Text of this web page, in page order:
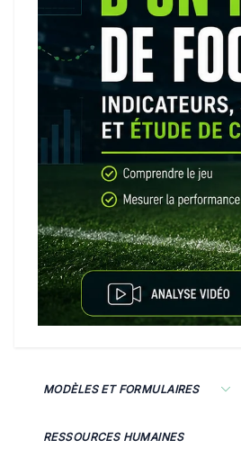
MODÈLES ET FORMULAIRES
RESSOURCES HUMAINES